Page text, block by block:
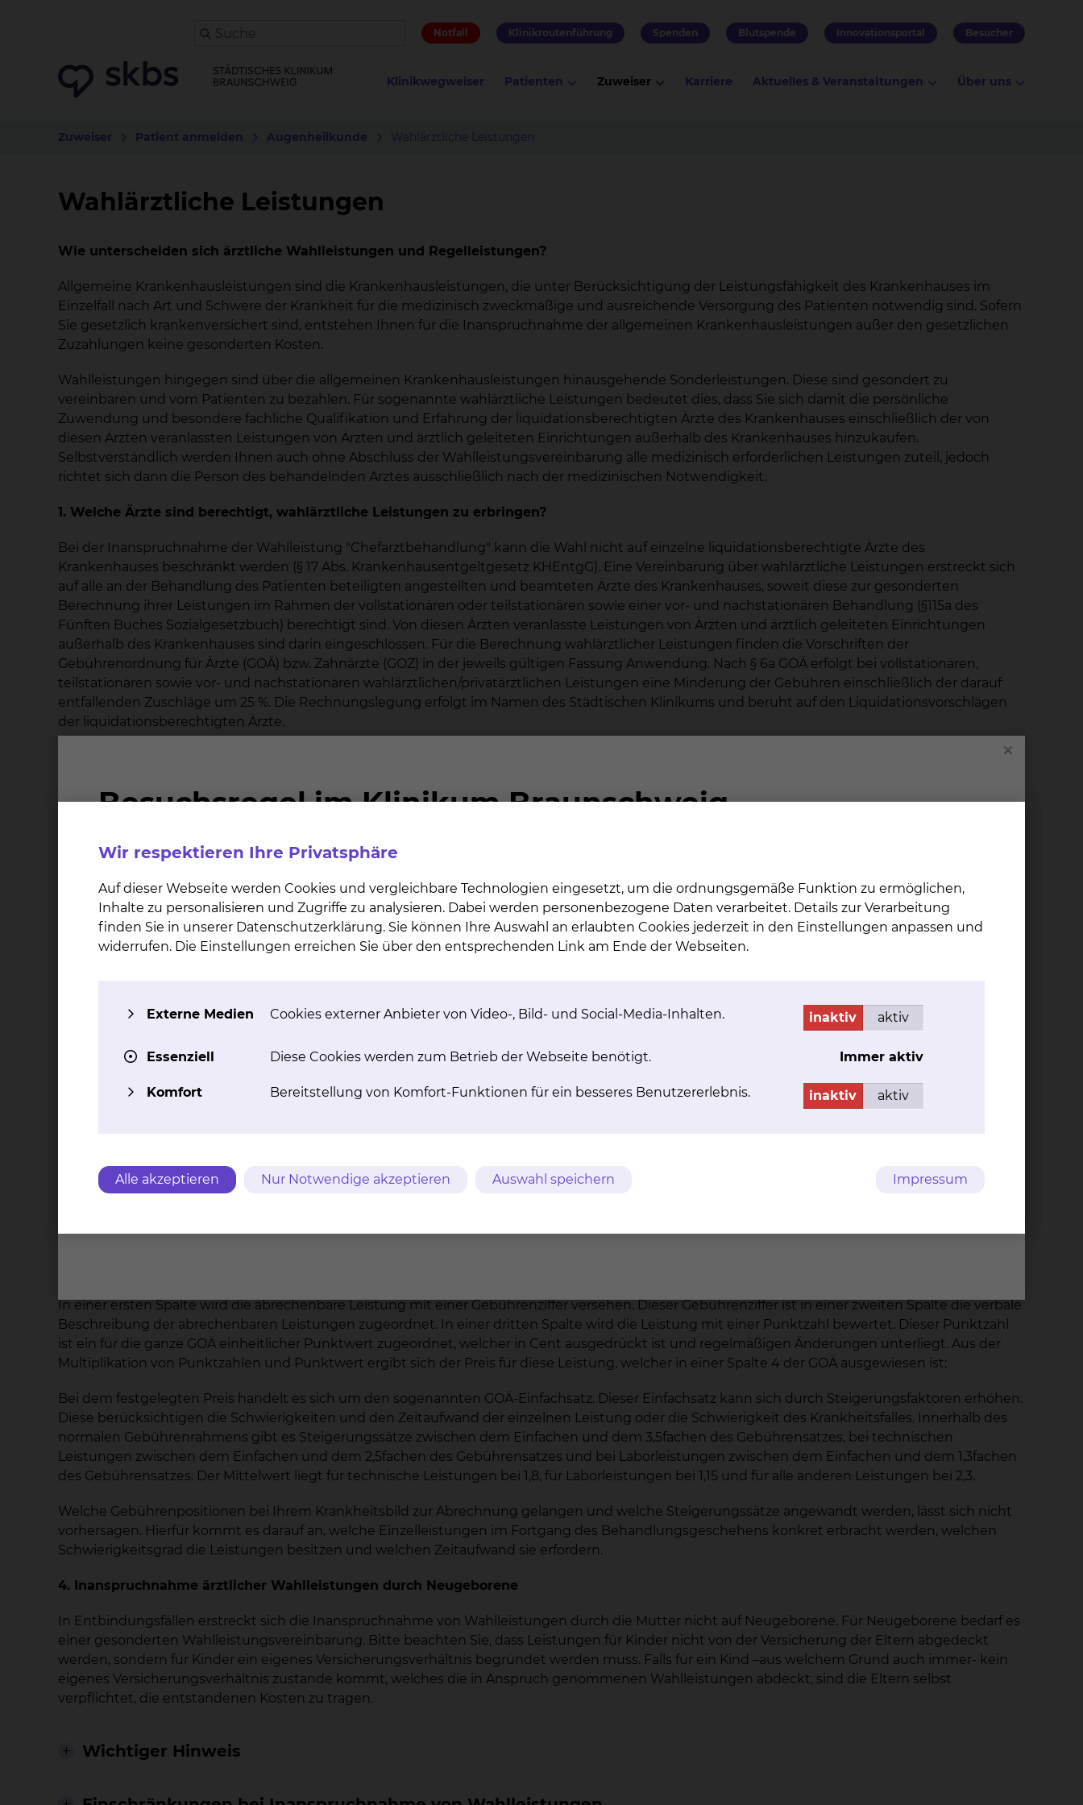
Notfall Klinikroutenführung Spenden Blutspende Innovationsportal Besucher
Klinikwegweiser Patienten Zuweiser Karriere Aktuelles & Veranstaltungen Über uns
Zuweiser Patient anmelden Augenheilkunde Wahlärztliche Leistungen
Wahlärztliche Leistungen
Wie unterscheiden sich ärztliche Wahlleistungen und Regelleistungen?
Allgemeine Krankenhausleistungen sind die Krankenhausleistungen, die unter Berücksichtigung der Leistungsfähigkeit des Krankenhauses im
Einzelfall nach Art und Schwere der Krankheit für die medizinisch zweckmäßige und ausreichende Versorgung des Patienten notwendig sind. Sofern
Sie gesetzlich krankenversichert sind, entstehen Ihnen für die Inanspruchnahme der allgemeinen Krankenhausleistungen außer den gesetzlichen
Zuzahlungen keine gesonderten Kosten.
Wahlleistungen hingegen sind über die allgemeinen Krankenhausleistungen hinausgehende Sonderleistungen. Diese sind gesondert zu
vereinbaren und vom Patienten zu bezahlen. Für sogenannte wahlärztliche Leistungen bedeutet dies, dass Sie sich damit die persönliche
Zuwendung und besondere fachliche Qualifikation und Erfahrung der liquidationsberechtigten Ärzte des Krankenhauses einschließlich der von
diesen Ärzten veranlassten Leistungen von Ärzten und ärztlich geleiteten Einrichtungen außerhalb des Krankenhauses hinzukaufen.
Selbstverständlich werden Ihnen auch ohne Abschluss der Wahlleistungsvereinbarung alle medizinisch erforderlichen Leistungen zuteil, jedoch
richtet sich dann die Person des behandelnden Arztes ausschließlich nach der medizinischen Notwendigkeit.
1. Welche Ärzte sind berechtigt, wahlärztliche Leistungen zu erbringen?
Bei der Inanspruchnahme der Wahlleistung "Chefarztbehandlung" kann die Wahl nicht auf einzelne liquidationsberechtigte Ärzte des
Krankenhauses beschränkt werden (§ 17 Abs. Krankenhausentgeltgesetz KHEntgG). Eine Vereinbarung über wahlärztliche Leistungen erstreckt sich
auf alle an der Behandlung des Patienten beteiligten angestellten und beamteten Ärzte des Krankenhauses, soweit diese zur gesonderten
Berechnung ihrer Leistungen im Rahmen der vollstationären oder teilstationären sowie einer vor- und nachstationären Behandlung (§115a des
Fünften Buches Sozialgesetzbuch) berechtigt sind. Von diesen Ärzten veranlasste Leistungen von Ärzten und ärztlich geleiteten Einrichtungen
außerhalb des Krankenhauses sind darin eingeschlossen. Für die Berechnung wahlärztlicher Leistungen finden die Vorschriften der
Gebührenordnung für Ärzte (GOÄ) bzw. Zahnärzte (GOZ) in der jeweils gültigen Fassung Anwendung. Nach § 6a GOÄ erfolgt bei vollstationären,
teilstationären sowie vor- und nachstationären wahlärztlichen/privatärztlichen Leistungen eine Minderung der Gebühren einschließlich der darauf
entfallenden Zuschläge um 25 %. Die Rechnungslegung erfolgt im Namen des Städtischen Klinikums und beruht auf den Liquidationsvorschlägen
der liquidationsberechtigten Ärzte.
Die gesondert berechenbaren ärztlichen Leistungen werden, auch soweit sie vom Krankenhaus berechnet werden, vom nachfolgend aufgeführten
und ihrer ständigen Vertreter werden Ihnen bei Abschluss eines Wahlleistungsvertrages „Chefarztbehandlung“ ausgehändigt. Die ärztlichen
2. Was geschieht, wenn der von Ihnen gewählte Wahlarzt verhindert ist?
Die Rechtsprechung unterscheidet bei der Erbringung einer wahlärztlichen Leistung durch einen ständigen Vertreter des Wahlarztes zwischen
vorhersehbarer und unvorhersehbarer Verhinderung des Wahlarztes. Bei einer unvorhersehbaren Verhinderung Ihres Wahlarztes wird die
wahlärztliche Leistung von seinem ständigen ärztlichen Vertreter übernommen. Bei Abschluss eines Vertrages für die Wahlleistung
"Chefarztbehandlung" erhalten Sie eine Aufstellung aller ständigen Vertreter der Chefärzte unseres Klinikums. Im Falle der unvorhersehbaren
Sie lassen die Behandlung in Form allgemeiner Krankenhausleistung, d.h. ohne Inanspruchnahme wahlärztlicher Leistungen durchführen;
Im letzteren Falle ist der Abschluss einer schriftlichen Vereinbarung erforderlich. Diese wird in der Krankenakte dokumentiert und muss von Ihnen
sie geltenden Tarifen berechnet.
In einer ersten Spalte wird die abrechenbare Leistung mit einer Gebührenziffer versehen. Dieser Gebührenziffer ist in einer zweiten Spalte die verbale
Beschreibung der abrechenbaren Leistungen zugeordnet. In einer dritten Spalte wird die Leistung mit einer Punktzahl bewertet. Dieser Punktzahl
ist ein für die ganze GOÄ einheitlicher Punktwert zugeordnet, welcher in Cent ausgedrückt ist und regelmäßigen Änderungen unterliegt. Aus der
Multiplikation von Punktzahlen und Punktwert ergibt sich der Preis für diese Leistung, welcher in einer Spalte 4 der GOÄ ausgewiesen ist:
Bei dem festgelegten Preis handelt es sich um den sogenannten GOÄ-Einfachsatz. Dieser Einfachsatz kann sich durch Steigerungsfaktoren erhöhen.
Diese berücksichtigen die Schwierigkeiten und den Zeitaufwand der einzelnen Leistung oder die Schwierigkeit des Krankheitsfalles. Innerhalb des
normalen Gebührenrahmens gibt es Steigerungssätze zwischen dem Einfachen und dem 3,5fachen des Gebührensatzes, bei technischen
Leistungen zwischen dem Einfachen und dem 2,5fachen des Gebührensatzes und bei Laborleistungen zwischen dem Einfachen und dem 1,3fachen
des Gebührensatzes. Der Mittelwert liegt für technische Leistungen bei 1,8, für Laborleistungen bei 1,15 und für alle anderen Leistungen bei 2,3.
Welche Gebührenpositionen bei Ihrem Krankheitsbild zur Abrechnung gelangen und welche Steigerungssätze angewandt werden, lässt sich nicht
vorhersagen. Hierfür kommt es darauf an, welche Einzelleistungen im Fortgang des Behandlungsgeschehens konkret erbracht werden, welchen
Schwierigkeitsgrad die Leistungen besitzen und welchen Zeitaufwand sie erfordern.
4. Inanspruchnahme ärztlicher Wahlleistungen durch Neugeborene
In Entbindungsfällen erstreckt sich die Inanspruchnahme von Wahlleistungen durch die Mutter nicht auf Neugeborene. Für Neugeborene bedarf es
einer gesonderten Wahlleistungsvereinbarung. Bitte beachten Sie, dass Leistungen für Kinder nicht von der Versicherung der Eltern abgedeckt
werden, sondern für Kinder ein eigenes Versicherungsverhältnis begründet werden muss. Falls für ein Kind –aus welchem Grund auch immer- kein
eigenes Versicherungsverhältnis zustande kommt, welches die in Anspruch genommenen Wahlleistungen abdeckt, sind die Eltern selbst
verpflichtet, die entstandenen Kosten zu tragen.
Wichtiger Hinweis
Wir respektieren Ihre Privatsphäre
Auf dieser Webseite werden Cookies und vergleichbare Technologien eingesetzt, um die ordnungsgemäße Funktion zu ermöglichen,
Inhalte zu personalisieren und Zugriffe zu analysieren. Dabei werden personenbezogene Daten verarbeitet. Details zur Verarbeitung
finden Sie in unserer Datenschutzerklärung. Sie können Ihre Auswahl an erlaubten Cookies jederzeit in den Einstellungen anpassen und
widerrufen. Die Einstellungen erreichen Sie über den entsprechenden Link am Ende der Webseiten.
Externe Medien Cookies externer Anbieter von Video-, Bild- und Social-Media-Inhalten. inaktiv aktiv
Essenziell Diese Cookies werden zum Betrieb der Webseite benötigt. Immer aktiv
Komfort Bereitstellung von Komfort-Funktionen für ein besseres Benutzererlebnis. inaktiv aktiv
Alle akzeptieren Nur Notwendige akzeptieren Auswahl speichern Impressum